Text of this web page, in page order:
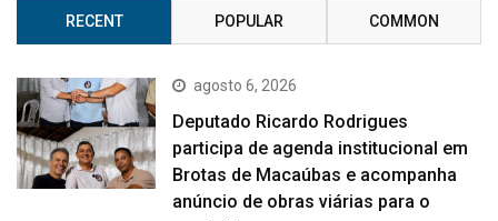
RECENT POPULAR COMMON
agosto 6, 2026
Deputado Ricardo Rodrigues
participa de agenda institucional em
Brotas de Macaúbas e acompanha
anúncio de obras viárias para o